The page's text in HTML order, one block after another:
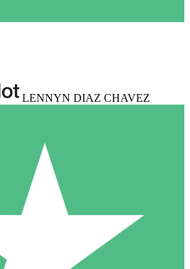
LENNYN DIAZ CHAVEZ